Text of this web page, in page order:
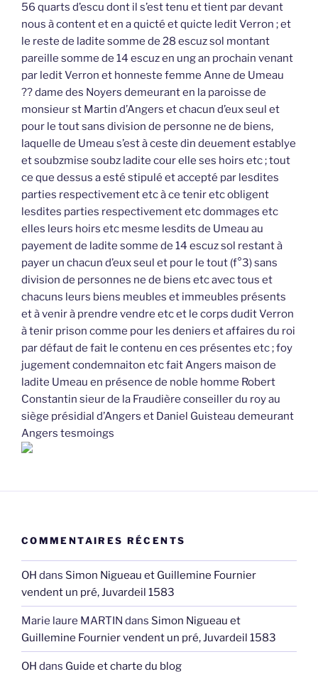
56 quarts d’escu dont il s’est tenu et tient par devant
nous à content et en a quicté et quicte ledit Verron ; et
le reste de ladite somme de 28 escuz sol montant
pareille somme de 14 escuz en ung an prochain venant
par ledit Verron et honneste femme Anne de Umeau
?? dame des Noyers demeurant en la paroisse de
monsieur st Martin d’Angers et chacun d’eux seul et
pour le tout sans division de personne ne de biens,
laquelle de Umeau s’est à ceste din deuement establye
et soubzmise soubz ladite cour elle ses hoirs etc ; tout
ce que dessus a esté stipulé et accepté par lesdites
parties respectivement etc à ce tenir etc obligent
lesdites parties respectivement etc dommages etc
elles leurs hoirs etc mesme lesdits de Umeau au
payement de ladite somme de 14 escuz sol restant à
payer un chacun d’eux seul et pour le tout (f°3) sans
division de personnes ne de biens etc avec tous et
chacuns leurs biens meubles et immeubles présents
et à venir à prendre vendre etc et le corps dudit Verron
à tenir prison comme pour les deniers et affaires du roi
par défaut de fait le contenu en ces présentes etc ; foy
jugement condemnaiton etc fait Angers maison de
ladite Umeau en présence de noble homme Robert
Constantin sieur de la Fraudière conseiller du roy au
siège présidial d’Angers et Daniel Guisteau demeurant
Angers tesmoings
COMMENTAIRES RÉCENTS
OH dans Simon Nigueau et Guillemine Fournier
vendent un pré, Juvardeil 1583
Marie laure MARTIN dans Simon Nigueau et
Guillemine Fournier vendent un pré, Juvardeil 1583
OH dans Guide et charte du blog